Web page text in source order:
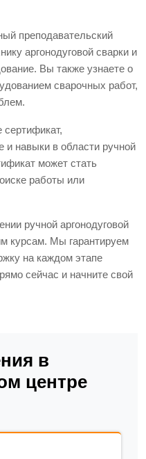
преподавательский
аргонодуговой сварки и
Вы также узнаете о
сварочных работ,
сертификат,
навыки в области ручной
может стать
работы или
ручной аргонодуговой
курсам. Мы гарантируем
на каждом этапе
сейчас и начните свой
в
центре